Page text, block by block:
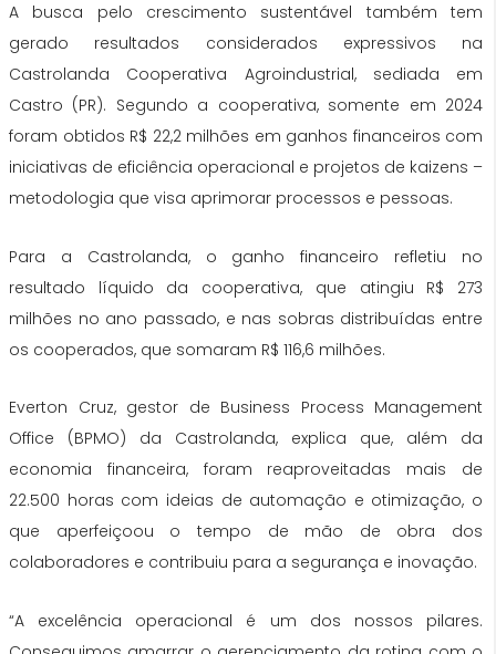
A busca pelo crescimento sustentável também tem
gerado resultados considerados expressivos na
Castrolanda Cooperativa Agroindustrial, sediada em
Castro (PR). Segundo a cooperativa, somente em 2024
foram obtidos R$ 22,2 milhões em ganhos financeiros com
iniciativas de eficiência operacional e projetos de kaizens –
metodologia que visa aprimorar processos e pessoas.
Para a Castrolanda, o ganho financeiro refletiu no
resultado líquido da cooperativa, que atingiu R$ 273
milhões no ano passado, e nas sobras distribuídas entre
os cooperados, que somaram R$ 116,6 milhões.
Everton Cruz, gestor de Business Process Management
Office (BPMO) da Castrolanda, explica que, além da
economia financeira, foram reaproveitadas mais de
22.500 horas com ideias de automação e otimização, o
que aperfeiçoou o tempo de mão de obra dos
colaboradores e contribuiu para a segurança e inovação.
“A excelência operacional é um dos nossos pilares.